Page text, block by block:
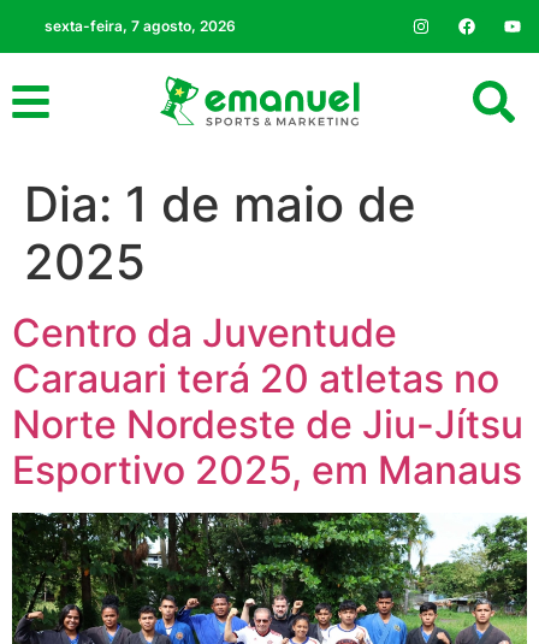
sexta-feira, 7 agosto, 2026
Dia: 1 de maio de
2025
Centro da Juventude
Carauari terá 20 atletas no
Norte Nordeste de Jiu-Jítsu
Esportivo 2025, em Manaus